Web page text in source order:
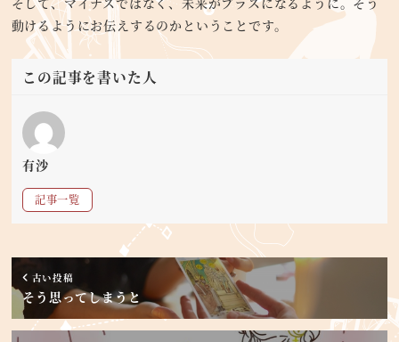
動けるようにお伝えするのかということです。
この記事を書いた人
有沙
記事一覧
古い投稿
そう思ってしまうと